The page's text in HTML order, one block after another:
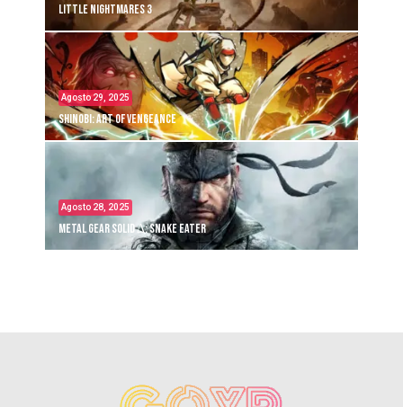
Little Nightmares 3
Agosto 29, 2025
Shinobi: Art of Vengeance
Agosto 28, 2025
Metal Gear Solid Δ: Snake Eater